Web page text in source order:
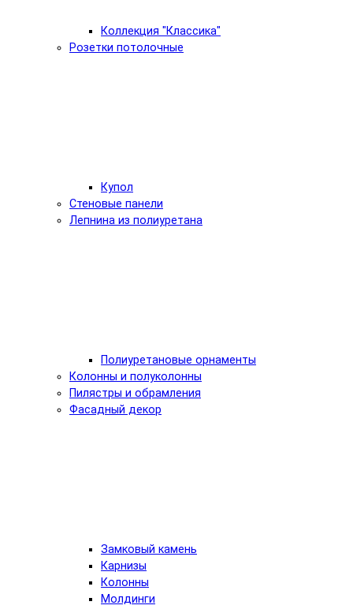
Коллекция "Классика"
Розетки потолочные
Купол
Стеновые панели
Лепнина из полиуретана
Полиуретановые орнаменты
Колонны и полуколонны
Пилястры и обрамления
Фасадный декор
Замковый камень
Карнизы
Колонны
Молдинги